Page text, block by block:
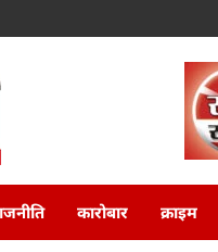
कारोबार क्राइम